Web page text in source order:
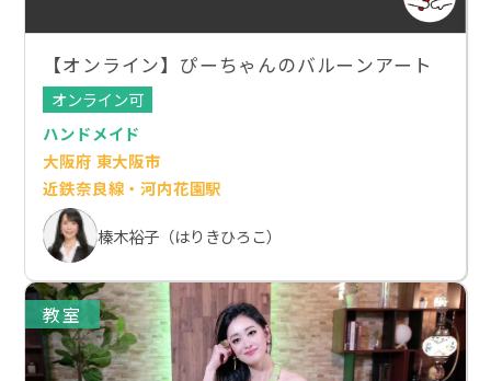
【オンライン】ぴーちゃんのバルーンアート
オンライン可
ハンドメイド
大阪府 東大阪市
近鉄奈良線・河内花園駅
榛木裕子（はりきひろこ）
教室